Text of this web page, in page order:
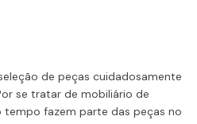
de peças cuidadosamente
se tratar de mobiliário de
tempo fazem parte das peças no